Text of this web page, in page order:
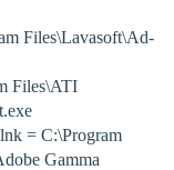
Files\Lavasoft\Ad-
Files\ATI
= C:\Program
Gamma